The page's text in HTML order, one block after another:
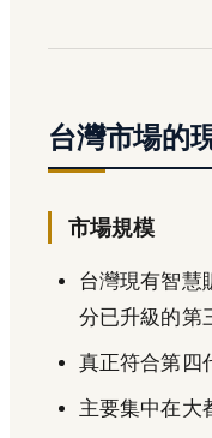
台灣市場的
市場規模
台灣現有智慧
分已升級的第
真正符合第四
主要集中在大